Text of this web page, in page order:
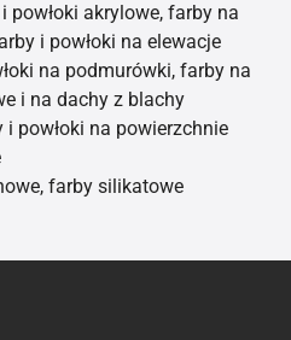
powłoki akrylowe, farby na
i powłoki na elewacje
na podmurówki, farby na
i na dachy z blachy
i powłoki na powierzchnie
farby silikatowe